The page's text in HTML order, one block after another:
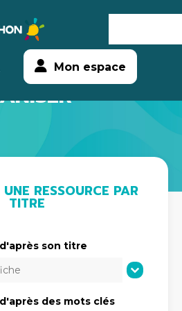
Mon espace
RESSOURCE PAR
TITRE
son titre
d'après son titre
son titre
d'après son titre
des mots clés